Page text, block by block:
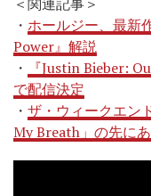
・ ホールジー、最新
Power』解説
・
『Justin Bieber:
で配信決定
・ ザ・ウィークエン
My Breath」の先に